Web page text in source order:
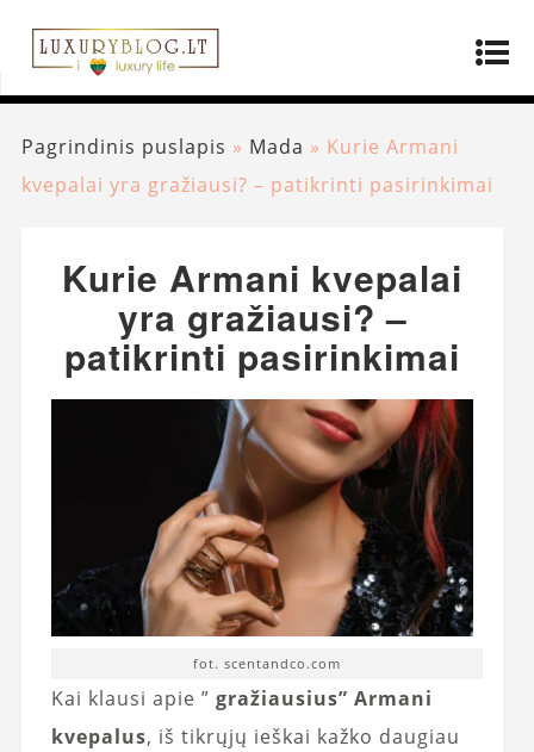
Pagrindinis puslapis » Mada » Kurie Armani
kvepalai yra gražiausi? – patikrinti pasirinkimai
Kurie Armani kvepalai
yra gražiausi? –
patikrinti pasirinkimai
fot. scentandco.com
Kai klausi apie ” gražiausius” Armani
kvepalus, iš tikrųjų ieškai kažko daugiau